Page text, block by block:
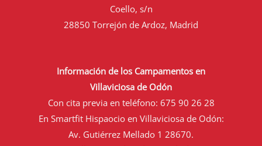
Coello, s/n
28850 Torrejón de Ardoz, Madrid
Información de los Campamentos en
Villaviciosa de Odón
Con cita previa en teléfono: 675 90 26 28
En Smartfit Hispaocio en Villaviciosa de Odón:
Av. Gutiérrez Mellado 1 28670.